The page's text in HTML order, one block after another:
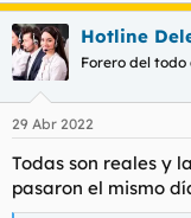
Hotline
Forero del todo
29 Abr 2022
Todas son reales y
pasaron el mismo